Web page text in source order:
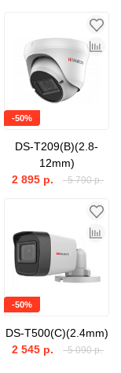
-50%
DS-T209(B)(2.8-
12mm)
5 790 р.
2 895 р.
-50%
DS-T500(C)(2.4mm)
5 090 р.
2 545 р.